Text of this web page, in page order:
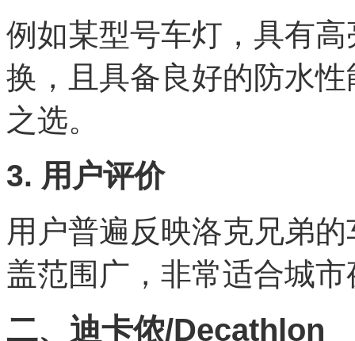
例如某型号车灯，具有
换，且具备良好的防水
之选。
3. 用户评价
用户普遍反映洛克兄弟
盖范围广，非常适合城
二、迪卡侬/Decathlon